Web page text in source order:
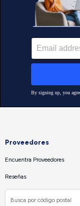
Proveedores
Encuentra Proveedores
Reseñas